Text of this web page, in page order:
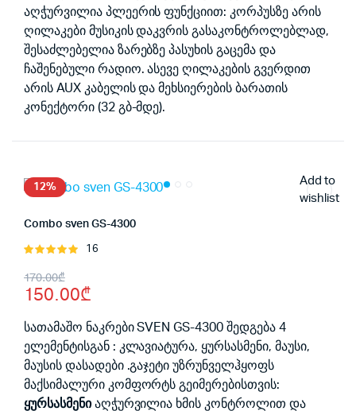
აღჭურვილია პლეერის ფუნქციით: კორპუსზე არის
ღილაკები მუსიკის დაკვრის გასაკონტროლებლად,
შესაძლებელია ზარებზე პასუხის გაცემა და
ჩაშენებული რადიო. ასევე ღილაკების გვერდით
არის AUX კაბელის და მეხსიერების ბარათის
კონექტორი (32 გბ-მდე).
12%
Add to
wishlist
Combo sven GS-4300
შეფასება
დან
16
170.00₾
Original
price
was:
170.00₾.
150.00₾
Current
price
is:
150.00₾.
სათამაშო ნაკრები SVEN GS-4300 შედგება 4
ელემენტისგან : კლავიატურა, ყურსასმენი, მაუსი,
მაუსის დასადები .გაჯეტი უზრუნველჰყოფს
მაქსიმალური კომფორტს გეიმერებისთვის:
ყურსასმენიაღჭურვილია ხმის კონტროლით და